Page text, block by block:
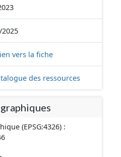
vers la fiche
(EPSG:4326) :